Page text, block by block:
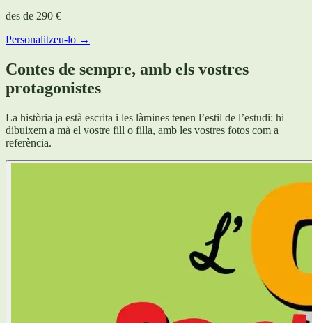
des de 290 €
Personalitzeu-lo →
Contes de sempre, amb els vostres
protagonistes
La història ja està escrita i les làmines tenen l’estil de l’estudi: hi
dibuixem a mà el vostre fill o filla, amb les vostres fotos com a
referència.